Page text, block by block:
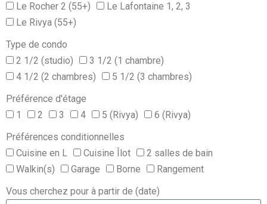
Le Rocher 2 (55+)
Le Lafontaine 1, 2, 3
Le Rivya (55+)
Type de condo
2 1/2 (studio)
3 1/2 (1 chambre)
4 1/2 (2 chambres)
5 1/2 (3 chambres)
Préférence d'étage
1
2 3 4 5 (Rivya)
6 (Rivya)
Préférences conditionnelles
Cuisine en L
Cuisine Îlot
2 salles de bain
Walkin(s)
Garage Borne
Rangement
Vous cherchez pour à partir de (date)